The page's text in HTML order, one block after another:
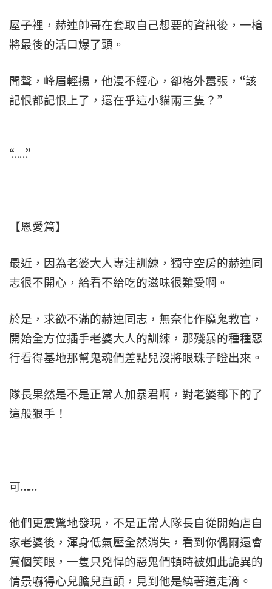
屋子裡，赫連帥哥在套取自己想要的資訊後，一槍
將最後的活口爆了頭。
聞聲，峰眉輕揚，他漫不經心，卻格外囂張，“該
記恨都記恨上了，還在乎這小貓兩三隻？”
“……”
【恩愛篇】
最近，因為老婆大人專注訓練，獨守空房的赫連同
志很不開心，給看不給吃的滋味很難受啊。
於是，求欲不滿的赫連同志，無奈化作魔鬼教官，
開始全方位插手老婆大人的訓練，那殘暴的種種惡
行看得基地那幫鬼魂們差點兒沒將眼珠子瞪出來。
隊長果然是不是正常人加暴君啊，對老婆都下的了
這般狠手！
可……
他們更震驚地發現，不是正常人隊長自從開始虐自
家老婆後，渾身低氣壓全然消失，看到你偶爾還會
賞個笑眼，一隻只兇悍的惡鬼們頓時被如此詭異的
情景嚇得心兒膽兒直顫，見到他是繞著道走滴。